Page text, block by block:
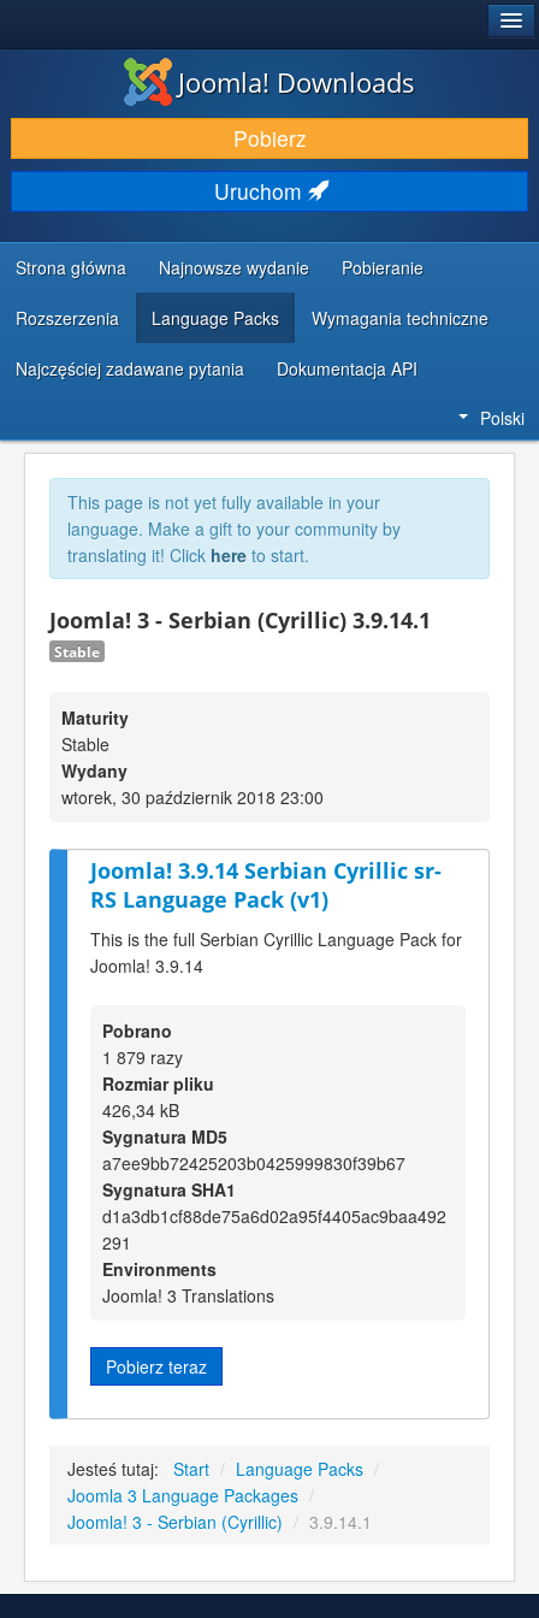
DODATKI I ROZSZERZENIA
ODKRYJ & POZNAJ
SPOŁECZNOŚĆ & WSPARCIE
ZASOBY DLA PROGRAMISTÓW
Joomla! Downloads
Pobierz
Uruchom
Strona główna Najnowsze wydanie Pobieranie
Rozszerzenia Language Packs Wymagania techniczne
Najczęściej zadawane pytania Dokumentacja API
Polski
This page is not yet fully available in your
language. Make a gift to your community by
translating it! Click here to start.
Joomla! 3 - Serbian (Cyrillic) 3.9.14.1
Stable
Maturity
Stable
Wydany
wtorek, 30 październik 2018 23:00
Joomla! 3.9.14 Serbian Cyrillic sr-
RS Language Pack (v1)
This is the full Serbian Cyrillic Language Pack for
Joomla! 3.9.14
Pobrano
1 879 razy
Rozmiar pliku
426,34 kB
Sygnatura MD5
a7ee9bb72425203b0425999830f39b67
Sygnatura SHA1
d1a3db1cf88de75a6d02a95f4405ac9baa492
291
Environments
Joomla! 3 Translations
Pobierz teraz
Jesteś tutaj: Start / Language Packs /
Joomla 3 Language Packages /
Joomla! 3 - Serbian (Cyrillic) / 3.9.14.1